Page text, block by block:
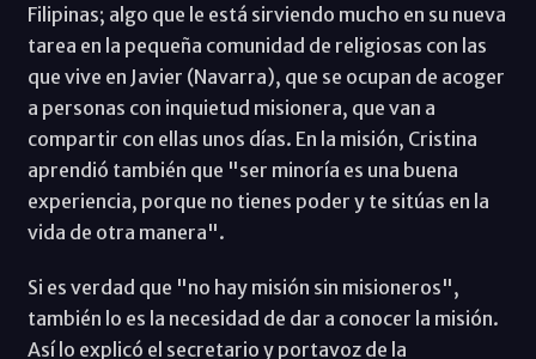
Filipinas; algo que le está sirviendo mucho en su nueva
tarea en la pequeña comunidad de religiosas con las
que vive en Javier (Navarra), que se ocupan de acoger
a personas con inquietud misionera, que van a
compartir con ellas unos días. En la misión, Cristina
aprendió también que "ser minoría es una buena
experiencia, porque no tienes poder y te sitúas en la
vida de otra manera".
Si es verdad que "no hay misión sin misioneros",
también lo es la necesidad de dar a conocer la misión.
Así lo explicó el secretario y portavoz de la